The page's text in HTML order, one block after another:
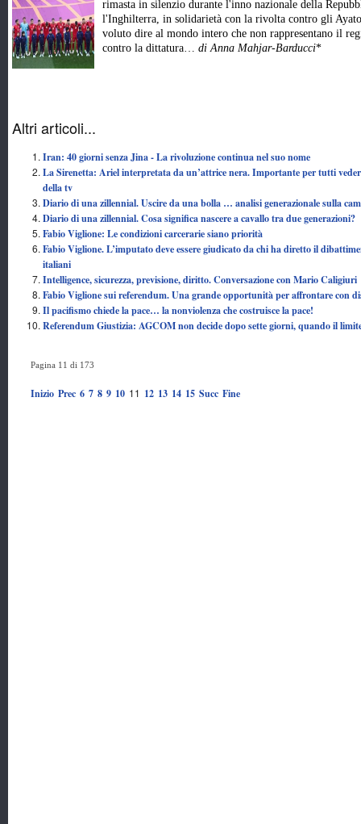
rimasta in silenzio durante l'inno nazionale della
l'Inghilterra, in solidarietà con la rivolta contro gli
voluto dire al mondo intero che non rappresentano il
contro la dittatura… di Anna Mahjar-Barducci*
Altri articoli...
Iran: 40 giorni senza Jina - La rivoluzione continua nel suo nome
La Sirenetta: Ariel interpretata da un’attrice nera. Importante per tutti
della tv
Diario di una zillennial. Uscire da una bolla … analisi generazionale sulla
Diario di una zillennial. Cosa significa nascere a cavallo tra due generazioni?
Fabio Viglione: Le condizioni carcerarie siano priorità
Fabio Viglione. L’imputato deve essere giudicato da chi ha diretto il
italiani
Intelligence, sicurezza, previsione, diritto. Conversazione con Mario Caligiuri
Fabio Viglione sui referendum. Una grande opportunità per affrontare con
Il pacifismo chiede la pace… la nonviolenza che costruisce la pace!
Referendum Giustizia: AGCOM non decide dopo sette giorni, quando il
Pagina 11 di 173
Inizio Prec 6 7 8 9 10 11 12 13 14 15 Succ Fine